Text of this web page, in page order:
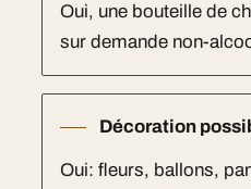
Oui, une bouteille de
sur demande non-
Décoration
Oui: fleurs, ballons,